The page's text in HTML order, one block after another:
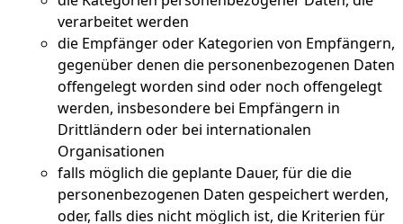
verarbeitet werden
die Empfänger oder Kategorien von Empfängern,
gegenüber denen die personenbezogenen Daten
offengelegt worden sind oder noch offengelegt
werden, insbesondere bei Empfängern in
Drittländern oder bei internationalen
Organisationen
falls möglich die geplante Dauer, für die die
personenbezogenen Daten gespeichert werden,
oder, falls dies nicht möglich ist, die Kriterien für